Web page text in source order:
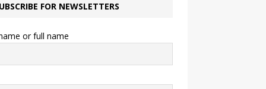
FOR NEWSLETTERS
or full name